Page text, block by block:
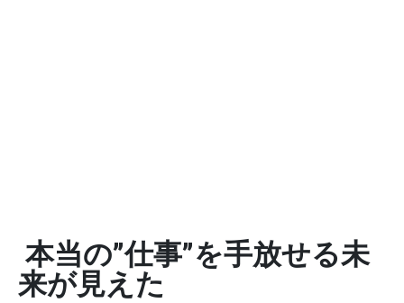
本当の”仕事”を手放せる未
来が見えた